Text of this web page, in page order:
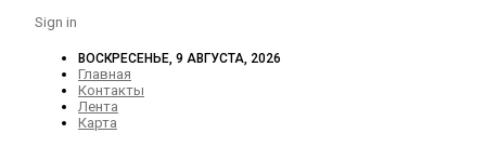
Sign in
ВОСКРЕСЕНЬЕ, 9 АВГУСТА, 2026
Главная
Контакты
Лента
Карта